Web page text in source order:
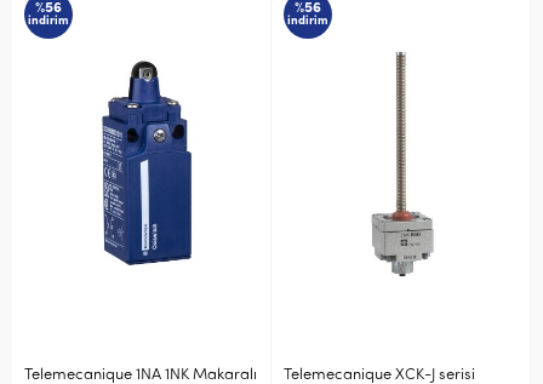
%56
indirim
Telemecanique 1NA 1NK Makaralı
%56
indirim
Telemecanique XCK-J serisi